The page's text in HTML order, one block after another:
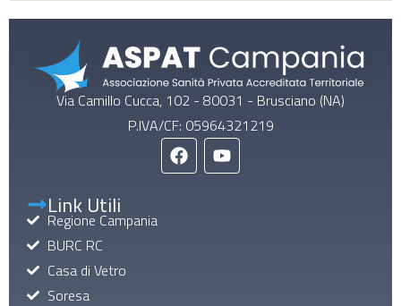
Via Camillo Cucca, 102 - 80031 - Brusciano (NA)
P.IVA/CF: 05964321219
Link Utili
Regione Campania
BURC RC
Casa di Vetro
Soresa